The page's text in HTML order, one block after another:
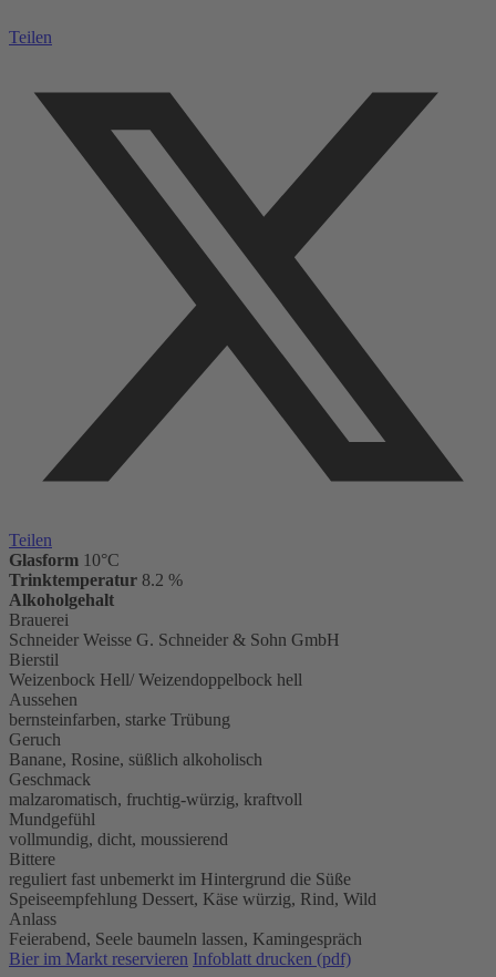
Teilen
Teilen
Glasform 10°C
Trinktemperatur 8.2 %
Alkoholgehalt
Brauerei
Schneider Weisse G. Schneider & Sohn GmbH
Bierstil
Weizenbock Hell/ Weizendoppelbock hell
Aussehen
bernsteinfarben, starke Trübung
Geruch
Banane, Rosine, süßlich alkoholisch
Geschmack
malzaromatisch, fruchtig-würzig, kraftvoll
Mundgefühl
vollmundig, dicht, moussierend
Bittere
reguliert fast unbemerkt im Hintergrund die Süße
Speiseempfehlung Dessert, Käse würzig, Rind, Wild
Anlass
Feierabend, Seele baumeln lassen, Kamingespräch
Bier im Markt reservieren Infoblatt drucken (pdf)